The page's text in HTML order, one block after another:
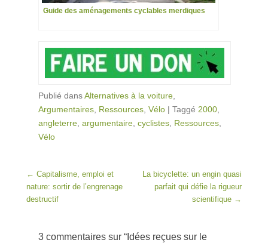
Guide des aménagements cyclables merdiques
Publié dansAlternatives à la voiture
Argumentaires Ressources Vélo | Taggé 2000
angleterre argumentaire cyclistes Ressources
Vélo
Post navigation
← Capitalisme, emploi et
nature: sortir de l’engrenage
destructif
La bicyclette: un engin quasi
parfait qui défie la rigueur
scientifique →
3 commentaires sur “ Idées reçues sur le